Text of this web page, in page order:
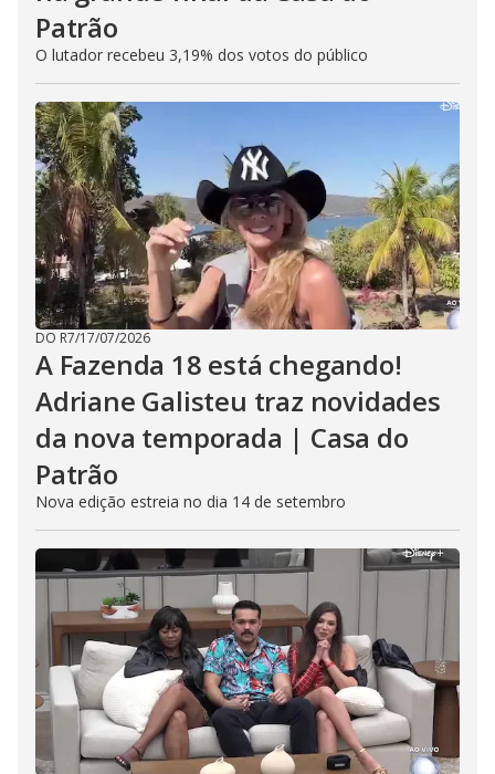
Patrão
O lutador recebeu 3,19% dos votos do público
DO R7/17/07/2026
A Fazenda 18 está chegando!
Adriane Galisteu traz novidades
da nova temporada | Casa do
Patrão
Nova edição estreia no dia 14 de setembro